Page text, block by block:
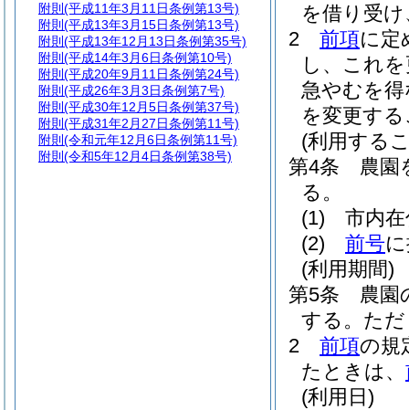
を借り受
2
前項に定
し、これ
急やむを
を変更す
(利用する
第4条
農園
る。
(1)
市内
(2)
前号
(利用期間)
第5条
農園
する。 た
2
前項の規
たときは、
(利用日)
附則 (平成11年3月11日条例第13号)
附則 (平成13年3月15日条例第13号)
附則 (平成13年12月13日条例第35号)
附則 (平成14年3月6日条例第10号)
附則 (平成20年9月11日条例第24号)
附則 (平成26年3月3日条例第7号)
附則 (平成30年12月5日条例第37号)
附則 (平成31年2月27日条例第11号)
附則 (令和元年12月6日条例第11号)
附則 (令和5年12月4日条例第38号)